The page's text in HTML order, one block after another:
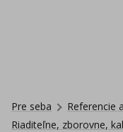
Pre seba
Referencie
Riaditeľne, zborovne,